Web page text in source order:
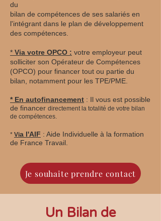
du
bilan de compétences de ses salariés en
l'intégrant dans le plan de développement
des compétences.
* Via votre OPCO : votre employeur peut
solliciter son Opérateur de Compétences
(OPCO) pour financer tout ou partie du
bilan, notamment pour les TPE/PME.
* En autofinancement : Il vous est possible
de financer directement la totalité de votre bilan
de compétences.
* Via l'AIF : Aide Individuelle à la formation
de France Travail.
Je souhaite prendre contact
Un Bilan de